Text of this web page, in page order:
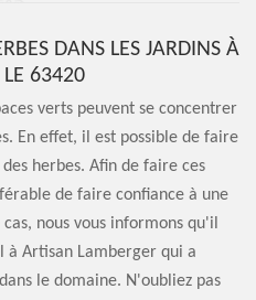
DANS LES JARDINS À
LE 63420
verts peuvent se concentrer
En effet, il est possible de faire
herbes. Afin de faire ces
de faire confiance à une
nous vous informons qu'il
à Artisan Lamberger qui a
le domaine. N'oubliez pas